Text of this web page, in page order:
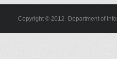
Copyright © 2012- Department of